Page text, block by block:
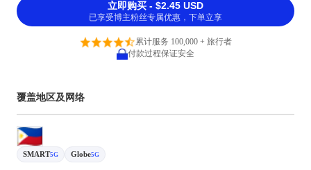
立即购买 - $2.45 USD
已享受博主粉丝专属优惠，下单立享
累计服务 100,000 + 旅行者
付款过程保证安全
覆盖地区及网络
SMART5G Globe5G